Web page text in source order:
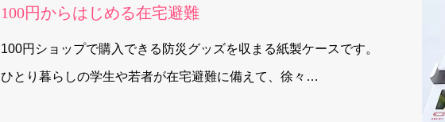
100円からはじめる在宅避難
100円ショップで購入できる防災グッズを収まる紙製ケースです。
ひとり暮らしの学生や若者が在宅避難に備えて、徐々…